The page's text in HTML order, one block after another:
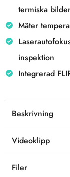
termiska
Mäter
inspektion
Integrerad
Beskrivning
Videoklipp
Filer